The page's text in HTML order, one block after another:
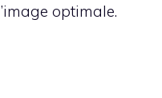
optimale.